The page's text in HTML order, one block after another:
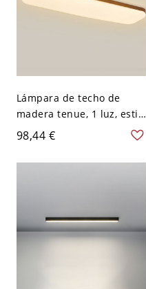
Lámpara de techo de
madera tenue, 1 luz, estilo
simple, cableado directo,
montada plana con
pantalla de PMMA, 110V-
98,44 €